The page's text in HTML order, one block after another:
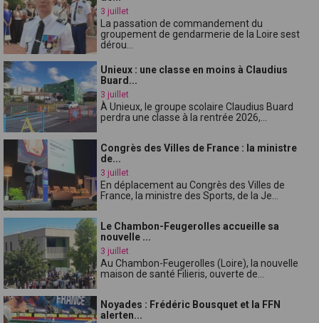
3 juillet
La passation de commandement du
groupement de gendarmerie de la Loire sest
dérou...
Unieux : une classe en moins à Claudius
Buard...
3 juillet
À Unieux, le groupe scolaire Claudius Buard
perdra une classe à la rentrée 2026,...
Congrès des Villes de France : la ministre
de...
3 juillet
En déplacement au Congrès des Villes de
France, la ministre des Sports, de la Je...
Le Chambon-Feugerolles accueille sa
nouvelle ...
3 juillet
Au Chambon-Feugerolles (Loire), la nouvelle
maison de santé Filieris, ouverte de...
Noyades : Frédéric Bousquet et la FFN
alerten...